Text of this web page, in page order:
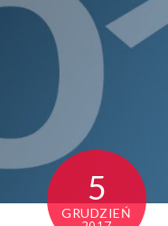
5
GRUDZIEŃ